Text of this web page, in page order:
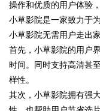
uz
操作和优质的用户体验
小草影院是一家致力于
小草影院无需用户走出
首先，小草影院的用户
时间。同时支持高清甚
样性。
其次，小草影院拥有强